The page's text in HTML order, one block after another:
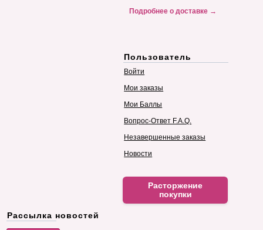
Подробнее о доставке →
Пользователь
Войти
Мои заказы
Мои Баллы
Вопрос-Ответ F.A.Q.
Незавершенные заказы
Новости
Расторжение
покупки
Рассылка новостей